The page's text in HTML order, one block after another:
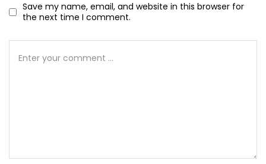
Save my name, email, and website in this browser for
the next time I comment.